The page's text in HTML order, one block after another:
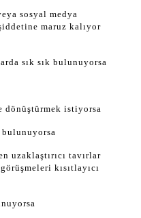
sosyal medya
maruz kalıyor
sık sık bulunuyorsa
dönüştürmek istiyorsa
bulunuyorsa
uzaklaştırıcı tavırlar
kısıtlayıcı